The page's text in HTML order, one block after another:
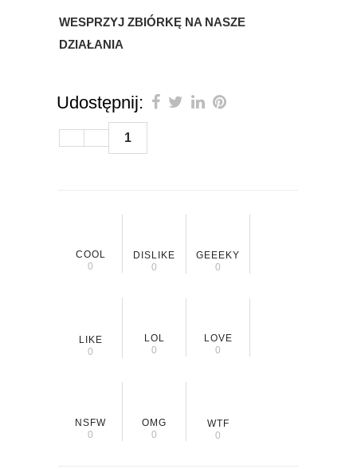
WESPRZYJ ZBIÓRKĘ NA NASZE
DZIAŁANIA
Udostępnij:
1
COOL
0
DISLIKE
0
GEEEKY
0
LIKE
0
LOL
0
LOVE
0
NSFW
0
OMG
0
WTF
0